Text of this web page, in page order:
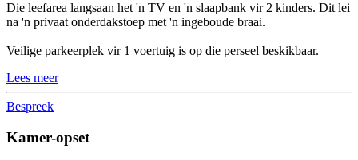
Die leefarea langsaan het 'n TV en 'n slaapbank vir 2 kinders. Dit lei
na 'n privaat onderdakstoep met 'n ingeboude braai.
Veilige parkeerplek vir 1 voertuig is op die perseel beskikbaar.
Lees meer
Bespreek
Kamer-opset